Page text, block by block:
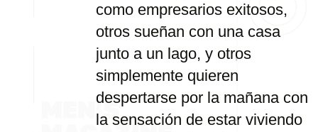
como empresarios exitosos,
otros sueñan con una casa
junto a un lago, y otros
simplemente quieren
despertarse por la mañana con
la sensación de estar viviendo